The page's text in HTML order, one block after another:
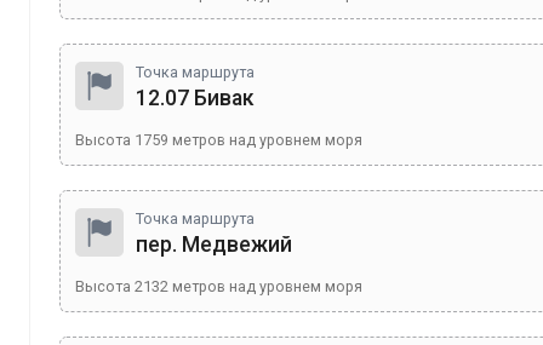
Точка маршрута
12.07 Бивак
Высота 1759 метров над уровнем моря
Точка маршрута
пер. Медвежий
Высота 2132 метров над уровнем моря